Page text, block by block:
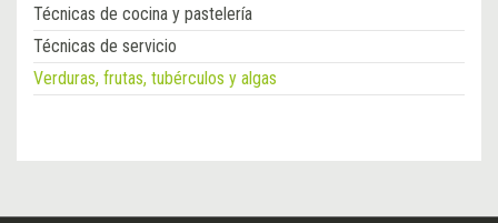
Técnicas de cocina y pastelería
Técnicas de servicio
Verduras, frutas, tubérculos y algas